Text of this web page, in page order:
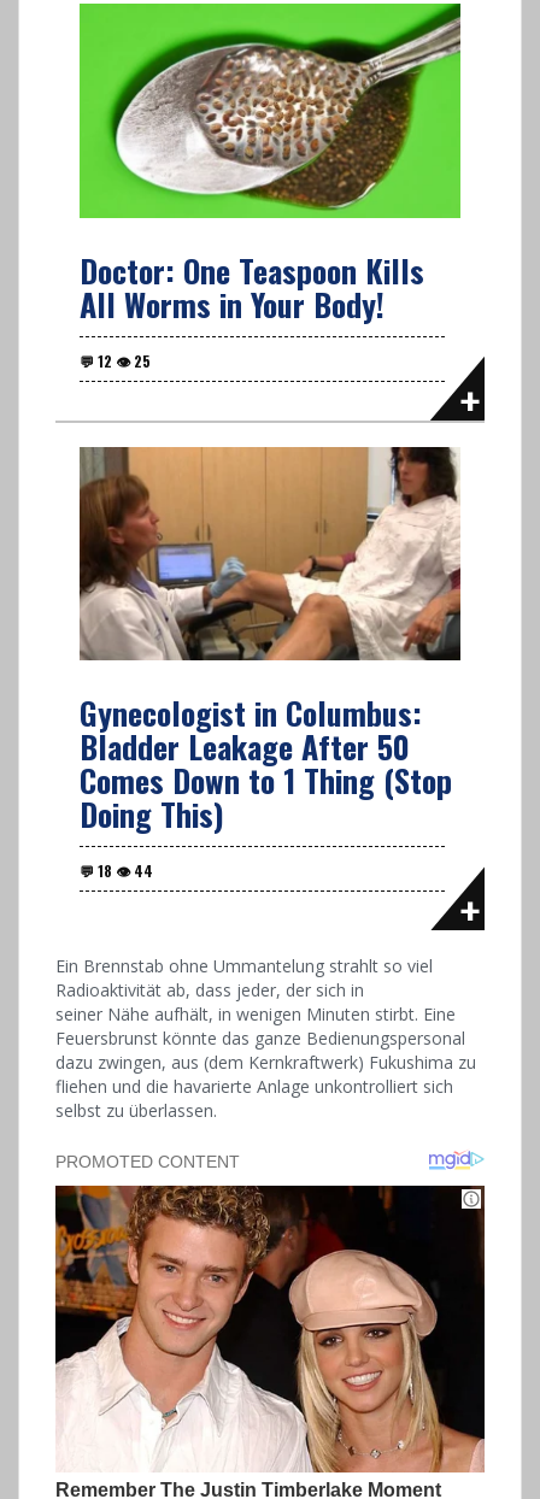
Doctor: One Teaspoon Kills
All Worms in Your Body!
Gynecologist in Columbus:
Bladder Leakage After 50
Comes Down to 1 Thing (Stop
Doing This)
Ein Brennstab ohne Ummantelung strahlt so viel
Radioaktivität ab, dass jeder, der sich in
seiner Nähe aufhält, in wenigen Minuten stirbt. Eine
Feuersbrunst könnte das ganze Bedienungspersonal
dazu zwingen, aus (dem Kernkraftwerk) Fukushima zu
fliehen und die havarierte Anlage unkontrolliert sich
selbst zu überlassen.